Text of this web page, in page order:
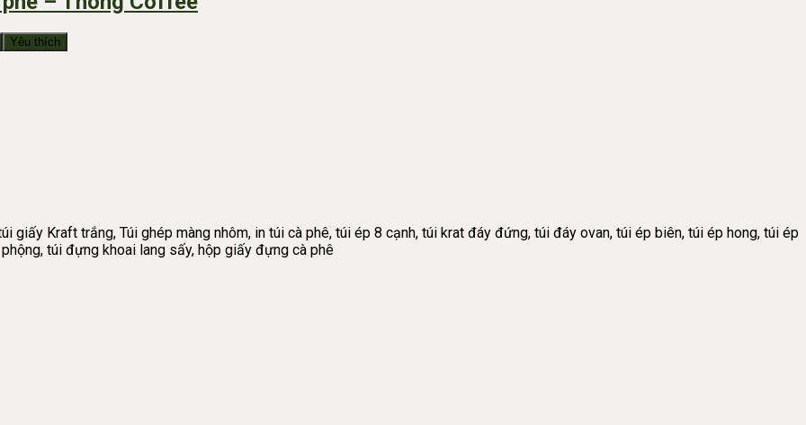
Yêu thích
giấy Kraft trắng, Túi ghép màng nhôm, in túi cà phê, túi ép 8 cạnh, túi krat đáy đứng, túi đáy ovan, túi ép biên, túi ép hong, túi ép
túi đựng khoai lang sấy, hộp giấy đựng cà phê